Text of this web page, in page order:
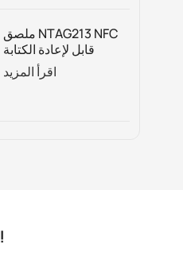
ملصق NTAG213 NFC
قابل لإعادة الكتابة
حسب الطلب للتغليف
الذكي والتسويق الرقمي
اقرأ المزيد
ابقى على تواصل!